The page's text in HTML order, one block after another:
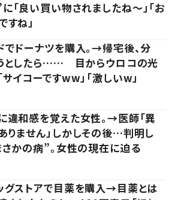
良い買い物されましたね～」「お
すね」
でドーナツを購入。→帰宅後、分
としたら…… 目からウロコの光
サイコーですww」「激しいw」
違和感を覚えた女性。→医師「異
りません」しかしその後…判明し
さかの病”。女性の現在に迫る
グストアで目薬を購入→目薬とは